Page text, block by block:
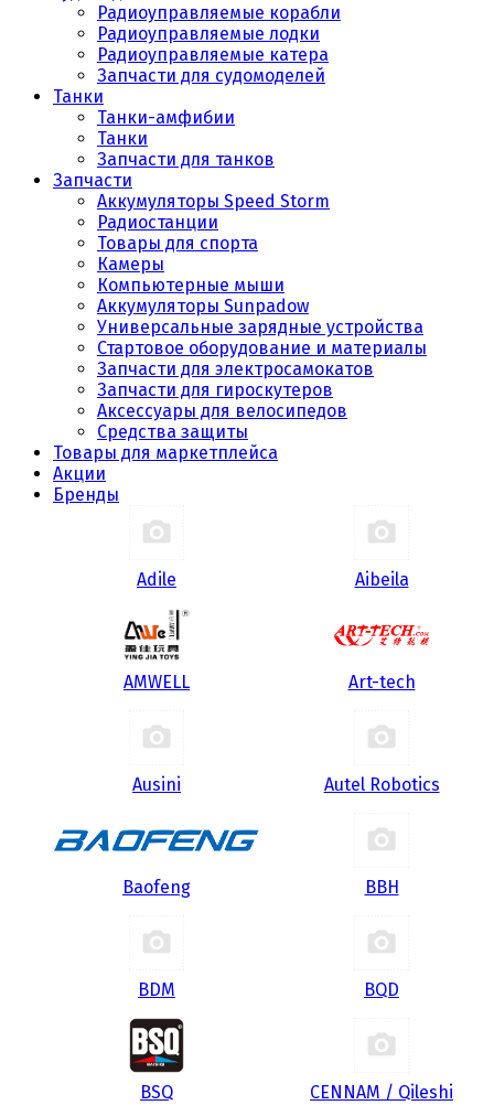
Радиоуправляемые корабли
Радиоуправляемые лодки
Радиоуправляемые катера
Запчасти для судомоделей
Танки
Танки-амфибии
Танки
Запчасти для танков
Запчасти
Аккумуляторы Speed Storm
Радиостанции
Товары для спорта
Камеры
Компьютерные мыши
Аккумуляторы Sunpadow
Универсальные зарядные устройства
Стартовое оборудование и материалы
Запчасти для электросамокатов
Запчасти для гироскутеров
Аксессуары для велосипедов
Средства защиты
Товары для маркетплейса
Акции
Бренды
Adile Aibeila
AMWELL Art-tech
Ausini Autel Robotics
Baofeng BBH
BDM BQD
BSQ CENNAM / Qileshi